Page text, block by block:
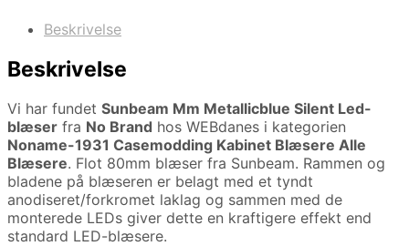
Beskrivelse
Beskrivelse
Vi har fundet Sunbeam Mm Metallicblue Silent Led-
blæser fra No Brand hos WEBdanes i kategorien
Noname-1931 Casemodding Kabinet Blæsere Alle
Blæsere. Flot 80mm blæser fra Sunbeam. Rammen og
bladene på blæseren er belagt med et tyndt
anodiseret/forkromet laklag og sammen med de
monterede LEDs giver dette en kraftigere effekt end
standard LED-blæsere.